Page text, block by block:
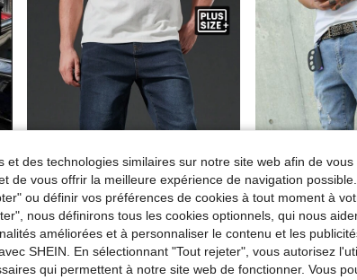
et des technologies similaires sur notre site web afin de
de vous offrir la meilleure expérience de navigation
ou définir vos préférences de cookies à tout moment à
nous définirons tous les cookies optionnels, qui nous
améliorées et à personnaliser le contenu et les
SHEIN. En sélectionnant "Tout rejeter", vous autorisez
qui permettent à notre site web de fonctionner. Vous